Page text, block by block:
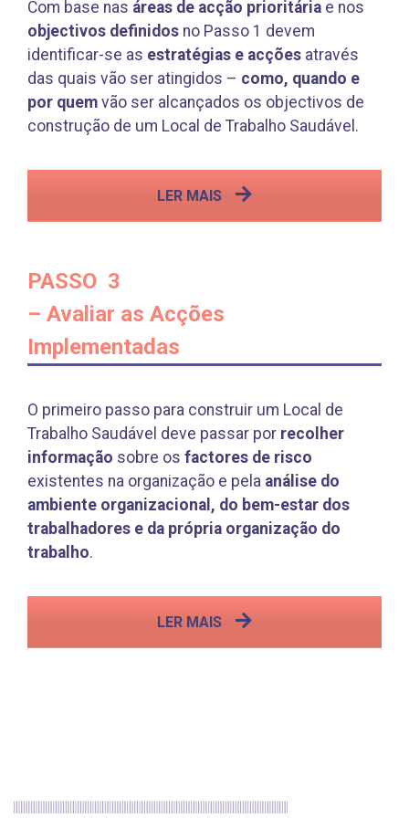
Com base nas áreas de acção prioritária e nos
objectivos definidos no Passo 1 devem
identificar-se as estratégias e acções através
das quais vão ser atingidos – como, quando e
por quem vão ser alcançados os objectivos de
construção de um Local de Trabalho Saudável.
LER MAIS
PASSO 3
– Avaliar as Acções
Implementadas
O primeiro passo para construir um Local de
Trabalho Saudável deve passar por recolher
informação sobre osfactores de risco
existentes na organização e pela análise do
ambiente organizacional, do bem-estar dos
trabalhadores e da própria organização do
trabalho.
LER MAIS